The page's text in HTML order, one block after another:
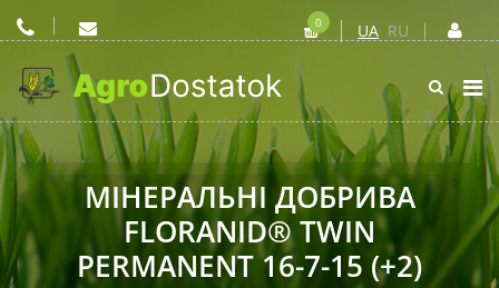
UA RU
0
МІНЕРАЛЬНІ ДОБРИВА
FLORANID® TWIN
PERMANENT 16-7-15 (+2)